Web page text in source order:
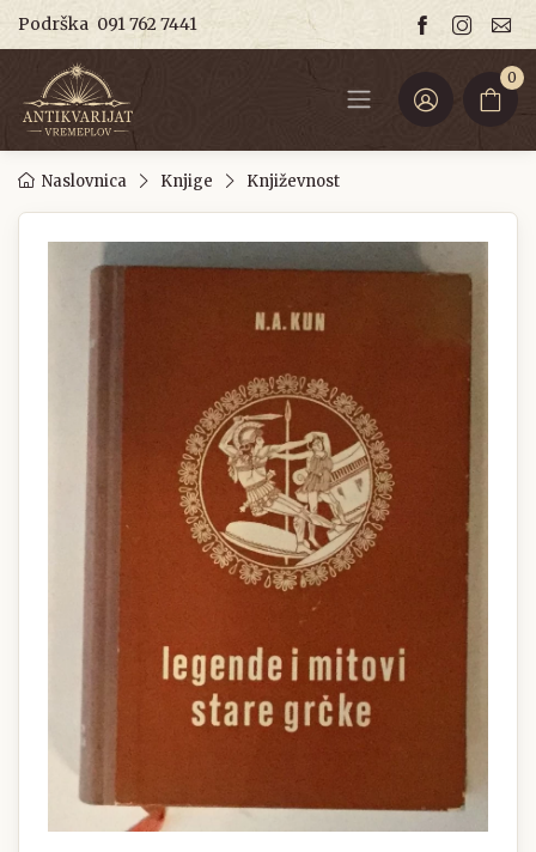
Podrška 091 762 7441
0
Naslovnica Knjige Književnost